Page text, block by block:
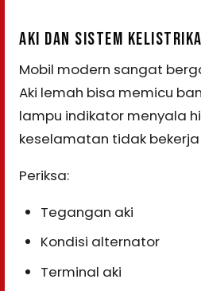
AKI DAN SISTEM
Mobil modern sangat
Aki lemah bisa memicu
lampu indikator menyala
keselamatan tidak
Periksa:
Tegangan aki
Kondisi alternator
Terminal aki